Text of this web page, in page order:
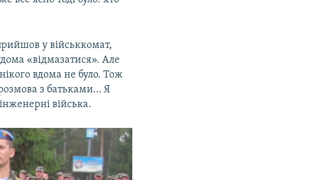
у військкомат,
«відмазатися». Але
вдома не було. Тож
з батьками… Я
війська.